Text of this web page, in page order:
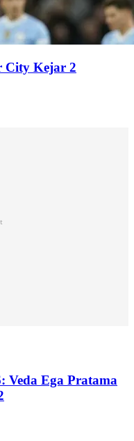
City Kejar 2
Veda Ega Pratama